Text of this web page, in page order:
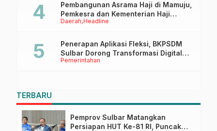
Daerah Headline
Pembangunan Asrama Haji di Mamuju,
Pemkesra dan Kementerian Haji
Sulbar Tinjau Lokasi
Pemerintahan
Penerapan Aplikasi Fleksi, BKPSDM
Sulbar Dorong Transformasi Digital
Sistem Kehadiran ASN
TERBARU
Pemprov Sulbar Matangkan
Persiapan HUT Ke-81 RI, Puncak